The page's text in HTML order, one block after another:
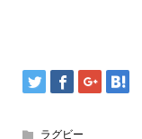
ラグビー